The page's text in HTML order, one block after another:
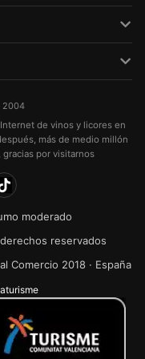
2004
de vinos y licores en
más de medio millón
por visitarnos
moderado
reservados
Comercio 2018 · España